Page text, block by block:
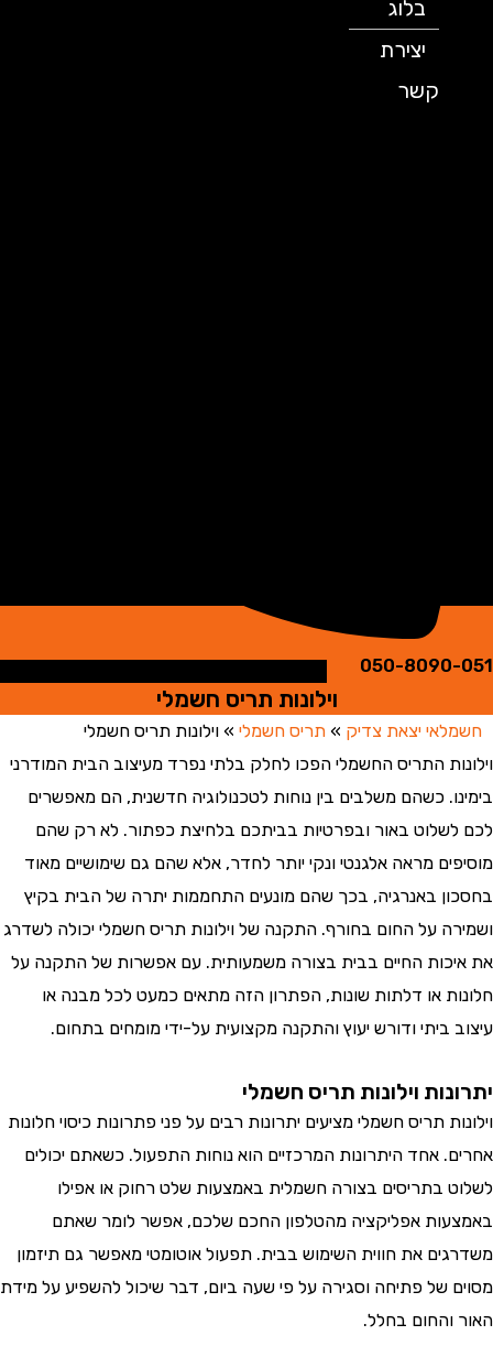
יצירת
קשר
050-
וילונות תריס חשמלי
יצאת צדיק »תריס חשמלי»וילונות תריס חשמלי
התריס החשמלי הפכו לחלק בלתי נפרד מעיצוב הבית המודרני
כשהם משלבים בין נוחות לטכנולוגיה חדשנית, הם מאפשרים
באור ובפרטיות בביתכם בלחיצת כפתור. לא רק שהם
מראה אלגנטי ונקי יותר לחדר, אלא שהם גם שימושיים מאוד
באנרגיה, בכך שהם מונעים התחממות יתרה של הבית בקיץ
על החום בחורף. התקנה של וילונות תריס חשמלי יכולה לשדרג
החיים בבית בצורה משמעותית. עם אפשרות של התקנה על
או דלתות שונות, הפתרון הזה מתאים כמעט לכל מבנה או
ביתי ודורש יעוץ והתקנה מקצועית על-ידי מומחים בתחום.
וילונות תריס חשמלי
תריס חשמלי מציעים יתרונות רבים על פני פתרונות כיסוי חלונות
אחד היתרונות המרכזיים הוא נוחות התפעול. כשאתם יכולים
בתריסים בצורה חשמלית באמצעות שלט רחוק או אפילו
אפליקציה מהטלפון החכם שלכם, אפשר לומר שאתם
את חווית השימוש בבית. תפעול אוטומטי מאפשר גם תיזמון
של פתיחה וסגירה על פי שעה ביום, דבר שיכול להשפיע על מידת
בחלל.